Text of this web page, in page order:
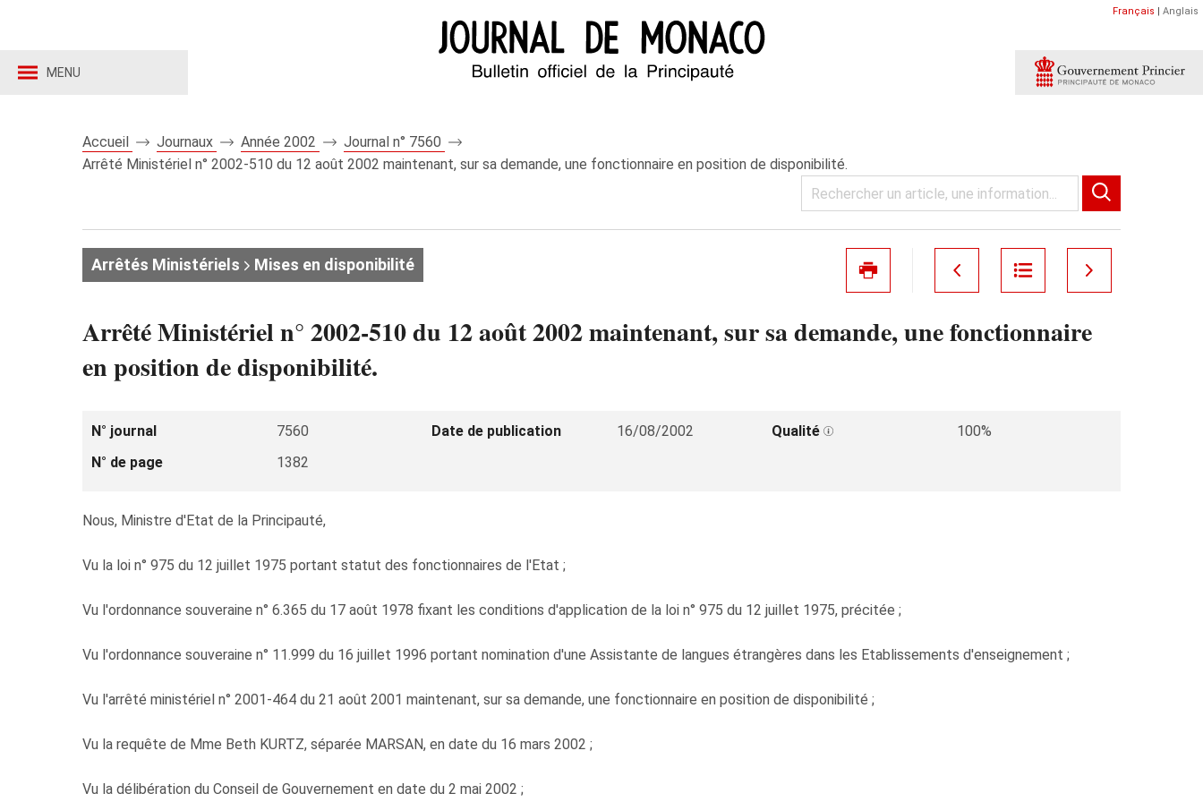
MENU
Français | Anglais
Accueil Journaux Année 2002
Journal n° 7560
Arrêté Ministériel n° 2002-510 du 12 août 2002 maintenant, sur sa demande, une fonctionnaire en position de disponibilité.
Arrêtés Ministériels Mises en disponibilité
Arrêté Ministériel n° 2002-510 du 12 août 2002 maintenant, sur sa demande, une fonctionnaire
en position de disponibilité.
N° journal 7560 Date de publication 16/08/2002 Qualité
100%
N° de page
1382
Nous, Ministre d'Etat de la Principauté,
Vu la loi n° 975 du 12 juillet 1975 portant statut des fonctionnaires de l'Etat ;
Vu l'ordonnance souveraine n° 6.365 du 17 août 1978 fixant les conditions d'application de la loi n° 975 du 12 juillet 1975, précitée ;
Vu l'ordonnance souveraine n° 11.999 du 16 juillet 1996 portant nomination d'une Assistante de langues étrangères dans les Etablissements d'enseignement ;
Vu l'arrêté ministériel n° 2001-464 du 21 août 2001 maintenant, sur sa demande, une fonctionnaire en position de disponibilité ;
Vu la requête de Mme Beth KURTZ, séparée MARSAN, en date du 16 mars 2002 ;
Vu la délibération du Conseil de Gouvernement en date du 2 mai 2002 ;